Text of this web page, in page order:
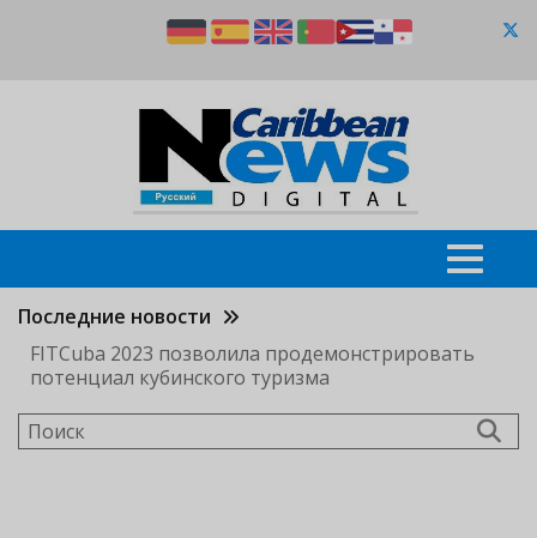
Последние новости
FITCuba 2023 позволила продемонстрировать
потенциал кубинского туризма
Поиск